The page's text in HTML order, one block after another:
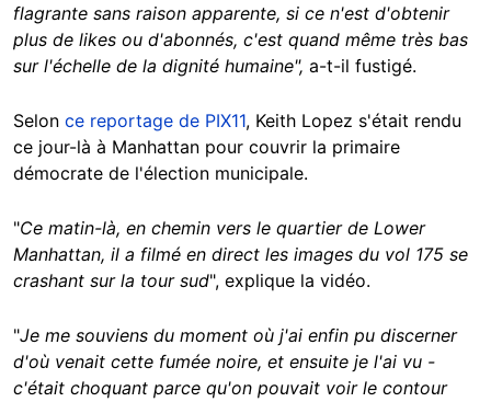
flagrante sans raison apparente, si ce n'est d'obtenir
plus de likes ou d'abonnés, c'est quand même très bas
sur l'échelle de la dignité humaine", a-t-il fustigé.
Selon ce reportage de PIX11, Keith Lopez s'était rendu
ce jour-là à Manhattan pour couvrir la primaire
démocrate de l'élection municipale.
"Ce matin-là, en chemin vers le quartier de Lower
Manhattan, il a filmé en direct les images du vol 175 se
crashant sur la tour sud", explique la vidéo.
"Je me souviens du moment où j'ai enfin pu discerner
d'où venait cette fumée noire, et ensuite je l'ai vu -
c'était choquant parce qu'on pouvait voir le contour